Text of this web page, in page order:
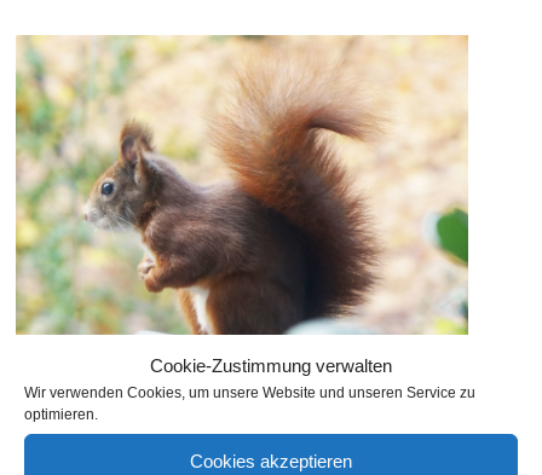
Cookie-Zustimmung verwalten
Wir verwenden Cookies, um unsere Website und unseren Service zu
optimieren.
Cookies akzeptieren
Südstadt Eichhörnchen 2015